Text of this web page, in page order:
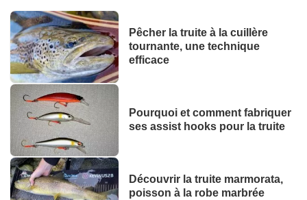
Pêcher la truite à la cuillère
tournante, une technique
efficace
Pourquoi et comment fabriquer
ses assist hooks pour la truite
Découvrir la truite marmorata,
poisson à la robe marbrée